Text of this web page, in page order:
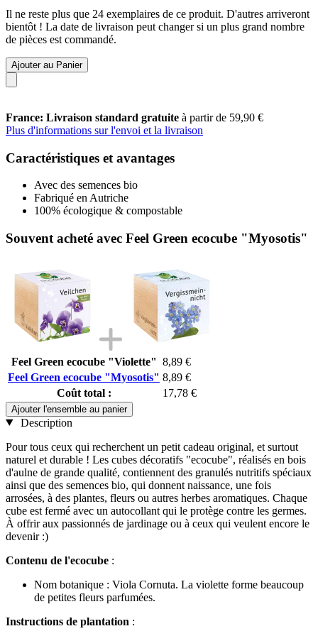
Il ne reste plus que 24 exemplaires de ce produit. D'autres arriveront
bientôt ! La date de livraison peut changer si un plus grand nombre
de pièces est commandé.
Ajouter au Panier
France: Livraison standard gratuite à partir de 59,90 €
Plus d'informations sur l'envoi et la livraison
Caractéristiques et avantages
Avec des semences bio
Fabriqué en Autriche
100% écologique & compostable
Souvent acheté avec Feel Green ecocube "Myosotis"
Feel Green ecocube "Violette" 8,89 €
Feel Green ecocube "Myosotis" 8,89 €
Coût total :
17,78 €
Ajouter l'ensemble au panier
Description
Pour tous ceux qui recherchent un petit cadeau original, et surtout
naturel et durable ! Les cubes décoratifs "ecocube", réalisés en bois
d'aulne de grande qualité, contiennent des granulés nutritifs spéciaux
ainsi que des semences bio, qui donnent naissance, une fois
arrosées, à des plantes, fleurs ou autres herbes aromatiques. Chaque
cube est fermé avec un autocollant qui le protège contre les germes.
À offrir aux passionnés de jardinage ou à ceux qui veulent encore le
devenir :)
Contenu de l'ecocube :
Nom botanique : Viola Cornuta. La violette forme beaucoup
de petites fleurs parfumées.
Instructions de plantation :